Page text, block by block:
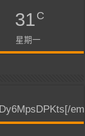
31C
星期一